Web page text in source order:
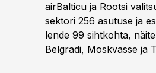
airBalticu ja Rootsi
sektori 256 asutuse ja
lende 99 sihtkohta,
Belgradi, Moskvasse ja